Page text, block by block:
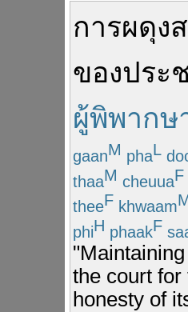
การผดุง
ของประ
ผู้พิพากษ
gaanM phaL
thaaM cheuuaF
theeF khwaam
phiH phaakF
the court
honesty of